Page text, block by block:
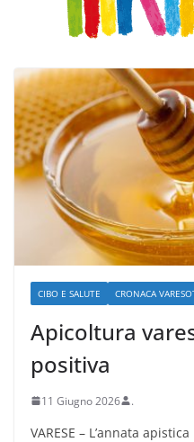
CIBO E SALUTE CRONACA
Apicoltura
positiva
11 Giugno 2026 .
VARESE – L’annata